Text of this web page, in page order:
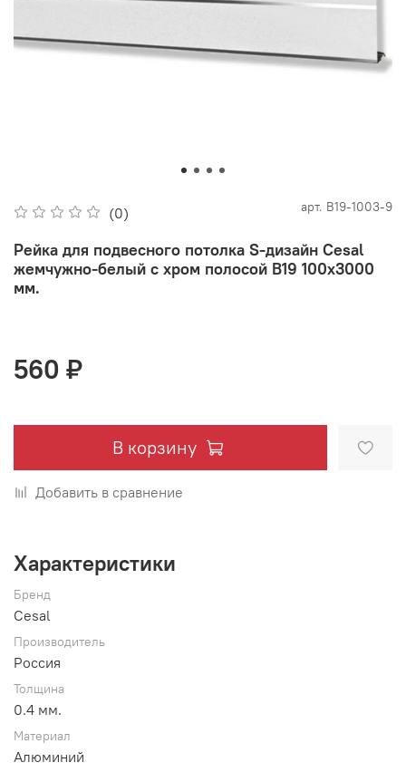
(0) арт. B19-1003-9
Рейка для подвесного потолка S-дизайн Cesal
жемчужно-белый с хром полосой B19 100х3000
мм.
560 ₽
В корзину
Добавить в сравнение
Характеристики
Бренд
Cesal
Производитель
Россия
Толщина
0.4 мм.
Материал
Алюминий